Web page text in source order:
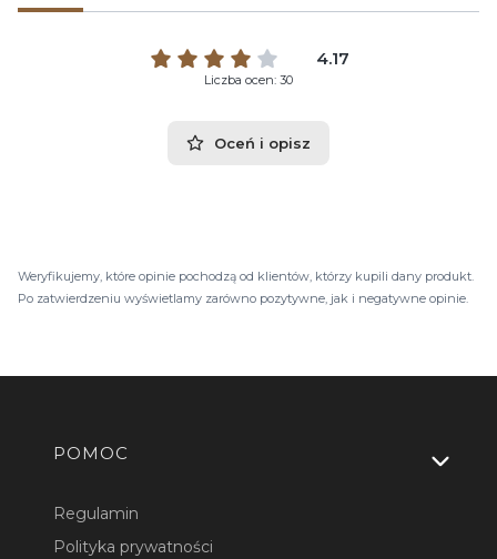
4.17
Liczba ocen: 30
Oceń i opisz
Weryfikujemy, które opinie pochodzą od klientów, którzy kupili dany produkt.
Po zatwierdzeniu wyświetlamy zarówno pozytywne, jak i negatywne opinie.
Linki w stopce
POMOC
Regulamin
Polityka prywatności